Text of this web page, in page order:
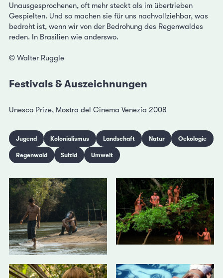
Unausgesprochenen, oft mehr steckt als im übertrieben
Gespielten. Und so machen sie für uns nachvollziehbar, was
bedroht ist, wenn wir von der Bedrohung des Regenwaldes
reden. In Brasilien wie anderswo.
© Walter Ruggle
Festivals & Auszeichnungen
Unesco Prize, Mostra del Cinema Venezia 2008
Jugend Kolonialismus Landschaft Natur Oekologie
Regenwald Suizid Umwelt